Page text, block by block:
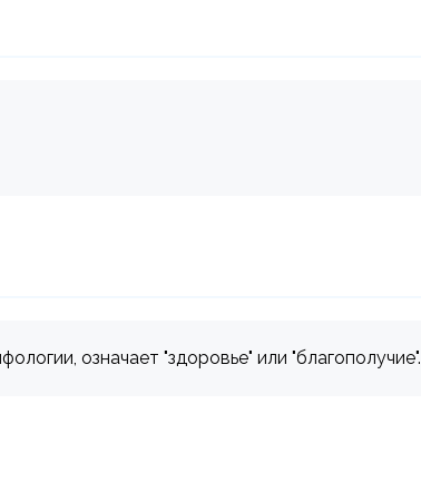
означает "здоровье" или "благополучие".